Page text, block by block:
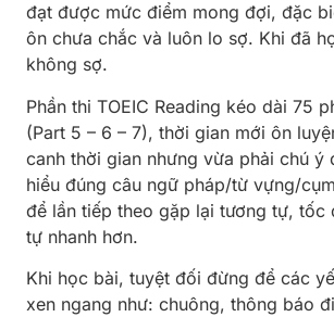
đạt được mức điểm mong đợi, đặc
ôn chưa chắc và luôn lo sợ. Khi đã
không sợ.
Phần thi TOEIC Reading kéo dài 75
(Part 5 – 6 – 7), thời gian mới ôn
canh thời gian nhưng vừa phải chú ý
hiểu đúng câu ngữ pháp/từ vựng/
để lần tiếp theo gặp lại tương tự, tốc
tự nhanh hơn.
Khi học bài, tuyệt đối đừng để các
xen ngang như: chuông, thông báo